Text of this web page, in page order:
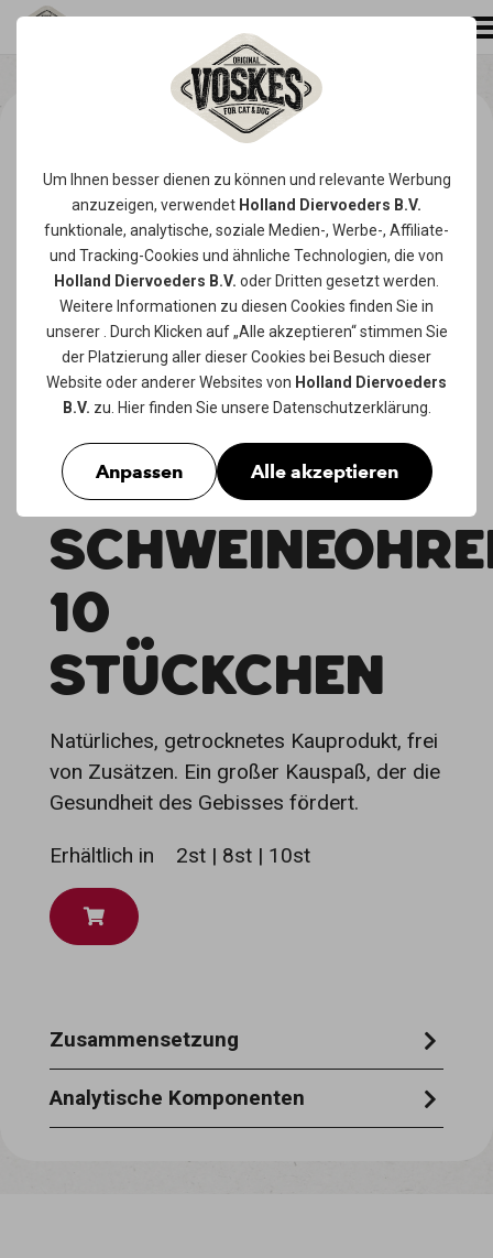
Um Ihnen besser dienen zu können und relevante Werbung
anzuzeigen, verwendet Holland Diervoeders B.V.
funktionale, analytische, soziale Medien-, Werbe-, Affiliate-
und Tracking-Cookies und ähnliche Technologien, die von
Holland Diervoeders B.V. oder Dritten gesetzt werden.
Weitere Informationen zu diesen Cookies finden Sie in
unserer
. Durch Klicken auf „Alle akzeptieren“ stimmen Sie
der Platzierung aller dieser Cookies bei Besuch dieser
Website oder anderer Websites von Holland Diervoeders
B.V. zu. Hier finden Sie unsere Datenschutzerklärung
Anpassen Alle akzeptieren
10
STÜCKCHEN
Natürliches, getrocknetes Kauprodukt, frei
von Zusätzen. Ein großer Kauspaß, der die
Gesundheit des Gebisses fördert.
Erhältlich in 2st | 8st | 10st
Zusammensetzung
100% schwein
Analytische Komponenten
rohfett 15,3% - rohasche 2,0% -